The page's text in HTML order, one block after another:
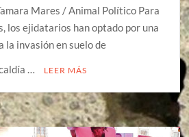
Mares / Animal Político Para
los ejidatarios han optado por una
la invasión en suelo de
…
LEER MÁS